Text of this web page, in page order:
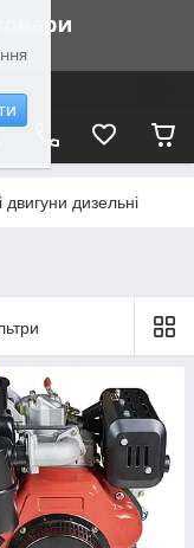
двигуни дизельні